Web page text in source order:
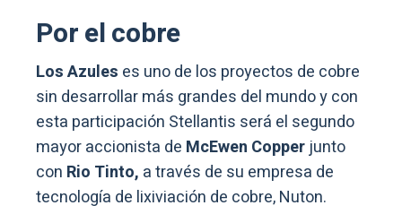
Por el cobre
Los Azules es uno de los proyectos de cobre
sin desarrollar más grandes del mundo y con
esta participación Stellantis será el segundo
mayor accionista de McEwen Copper junto
con Rio Tinto, a través de su empresa de
tecnología de lixiviación de cobre, Nuton.